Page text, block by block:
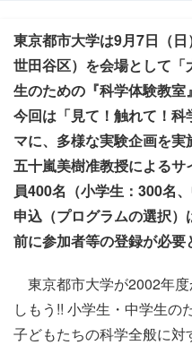
東京都市大学は9月7日（
世田谷区）を会場として
生のための『科学体験教
今回は「見て！触れて！
マに、多様な実験企画を
五十嵐美樹准教授による
員400名（小学生：300名
申込（プログラムの選択
前に参加者等の登録が必要
東京都市大学が2002年
しもう!! 小学生・中学生の
子どもたちの科学全般に